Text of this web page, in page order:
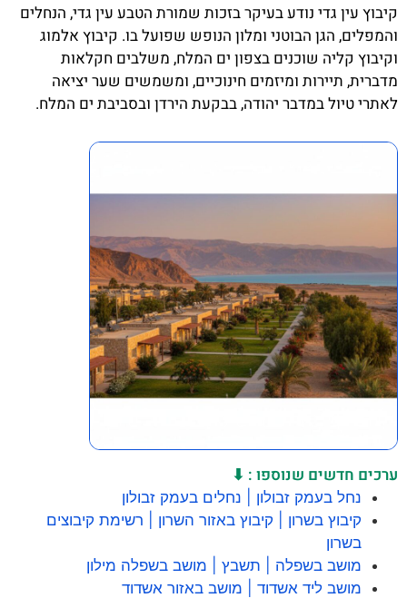
קיבוץ עין גדי נודע בעיקר בזכות שמורת הטבע עין גדי, הנחלים
והמפלים, הגן הבוטני ומלון הנופש שפועל בו. קיבוץ אלמוג
וקיבוץ קליה שוכנים בצפון ים המלח, משלבים חקלאות
מדברית, תיירות ומיזמים חינוכיים, ומשמשים שער יציאה
לאתרי טיול במדבר יהודה, בבקעת הירדן ובסביבת ים המלח.
ערכים חדשים שנוספו : ⬇
נחל בעמק זבולון | נחלים בעמק זבולון
קיבוץ בשרון | קיבוץ באזור השרון | רשימת קיבוצים
בשרון
מושב בשפלה | תשבץ | מושב בשפלה מילון
מושב ליד אשדוד | מושב באזור אשדוד